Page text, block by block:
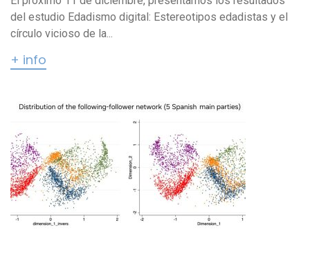
del estudio Edadismo digital: Estereotipos edadistas y el
círculo vicioso de la...
+ info